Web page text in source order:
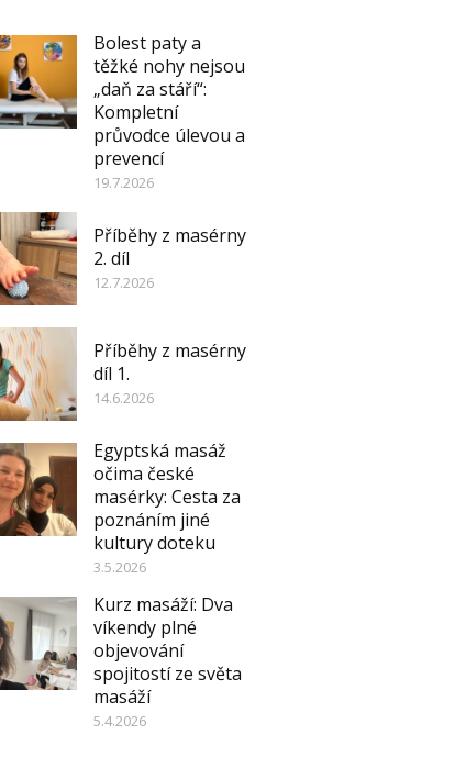
Bolest paty a
těžké nohy nejsou
„daň za stáří“:
Kompletní
průvodce úlevou a
prevencí
19.7.2026
Příběhy z masérny
2. díl
12.7.2026
Příběhy z masérny
díl 1.
14.6.2026
Egyptská masáž
očima české
masérky: Cesta za
poznáním jiné
kultury doteku
3.5.2026
Kurz masáží: Dva
víkendy plné
objevování
spojitostí ze světa
masáží
5.4.2026